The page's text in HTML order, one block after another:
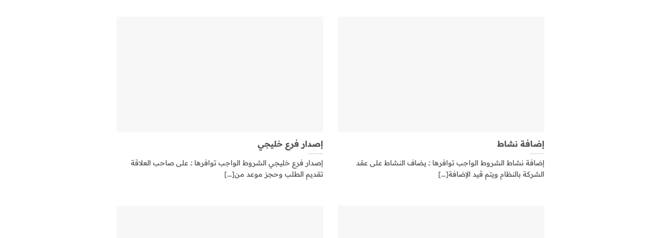
إضافة نشاط
إضافة نشاط الشروط الواجب توافرها :ـ يضاف النشاط على عقد
الشركة بالنظام ويتم قيد الإضافة[...]
إصدار فرع خليجي
إصدار فرع خليجي الشروط الواجب توافرها :ـ على صاحب العلاقة
تقديم الطلب وحجز موعد من[...]